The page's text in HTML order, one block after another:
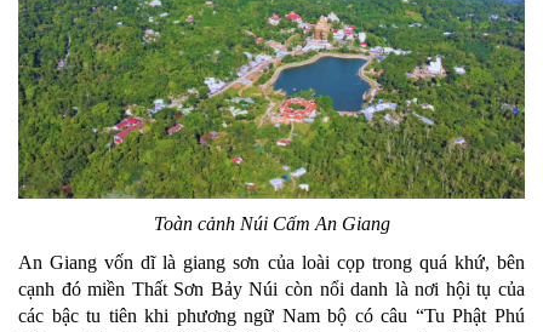
Toàn cảnh Núi Cấm An Giang
An Giang vốn dĩ là giang sơn của loài cọp trong quá khứ, bên
cạnh đó miền Thất Sơn Bảy Núi còn nổi danh là nơi hội tụ của
các bậc tu tiên khi phương ngữ Nam bộ có câu “Tu Phật Phú